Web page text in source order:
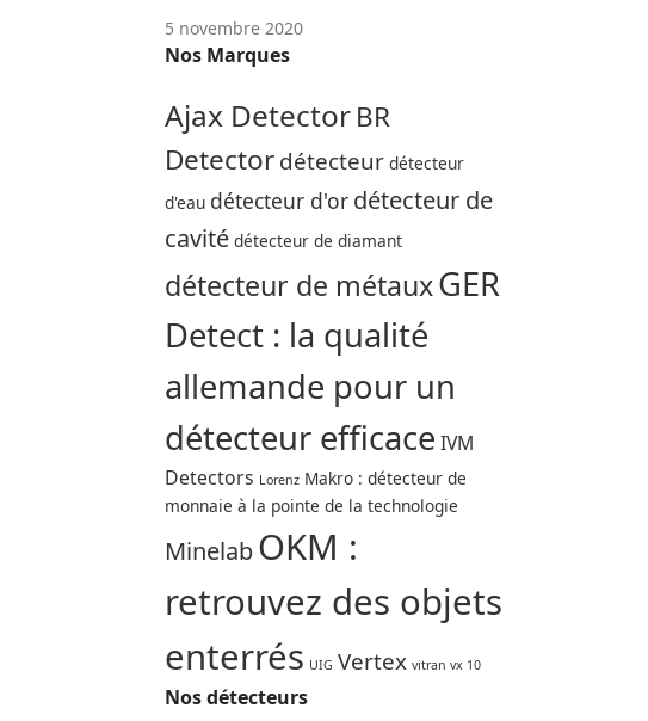
5 novembre 2020
Nos Marques
Ajax DetectorBR
Detectordétecteur détecteur
d'eau détecteur d'or détecteur de
cavité détecteur de diamant
détecteur de métauxGER
Detect : la qualité
allemande pour un
détecteur efficace IVM
Detectors Lorenz Makro : détecteur de
monnaie à la pointe de la technologie
MinelabOKM :
retrouvez des objets
enterrés UIG Vertex vitran vx 10
Nos détecteurs